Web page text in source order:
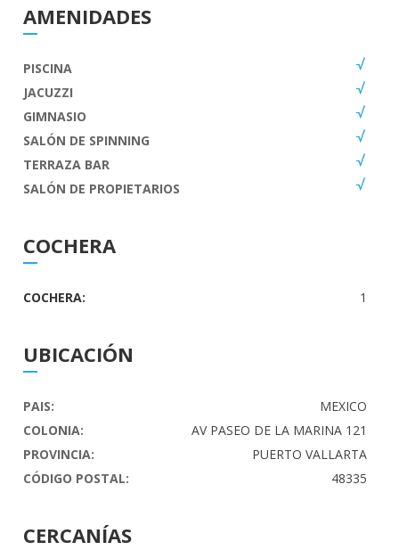
AMENIDADES
PISCINA
JACUZZI
GIMNASIO
SALÓN DE SPINNING
TERRAZA BAR
SALÓN DE PROPIETARIOS
COCHERA
COCHERA: 1
UBICACIÓN
PAIS:
MEXICO
COLONIA:
AV PASEO DE LA MARINA 121
PROVINCIA:
PUERTO VALLARTA
CÓDIGO POSTAL:
48335
CERCANÍAS